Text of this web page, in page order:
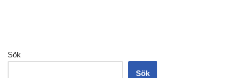
Sök
Sök